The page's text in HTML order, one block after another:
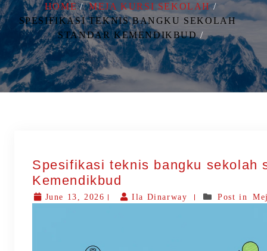
HOME
MEJA KURSI SEKOLAH
SPESIFIKASI TEKNIS BANGKU SEKOLAH
STANDAR KEMENDIKBUD
Spesifikasi teknis bangku sekolah
Kemendikbud
June 13, 2026 Ila Dinarway Post in